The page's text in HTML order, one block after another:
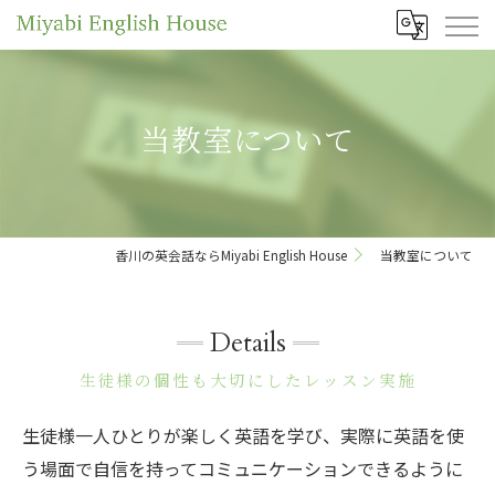
当教室について
香川の英会話ならMiyabi English House 当教室について
生徒様の個性も大切にしたレッスン実施
Details
生徒様一人ひとりが楽しく英語を学び、実際に英語を使
う場面で自信を持ってコミュニケーションできるように